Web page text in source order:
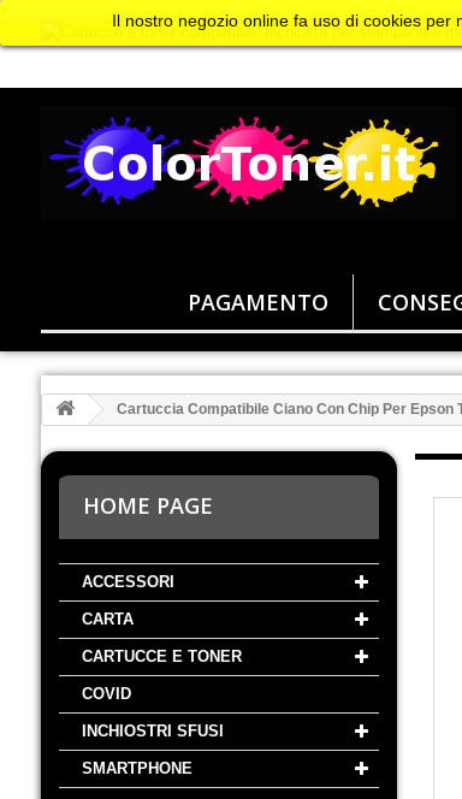
PAGAMENTO
Il nostro negozio online fa uso di cookies per
Cartuccia Compatibile Ciano Con Chip Per Epson
HOME PAGE
ACCESSORI
CARTA
CARTUCCE E TONER
COVID
INCHIOSTRI SFUSI
SMARTPHONE